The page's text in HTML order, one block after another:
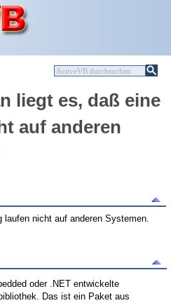
liegt es, daß eine
auf anderen
laufen nicht auf anderen Systemen.
oder .NET entwickelte
Das ist ein Paket aus